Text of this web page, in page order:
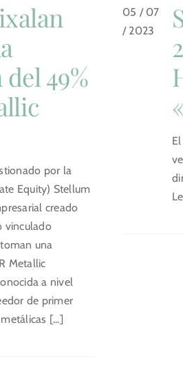
49%
por la
Equity) Stellum
creado
vinculado
una
Metallic
a nivel
de primer
[...]
05 / 07
/ 2023